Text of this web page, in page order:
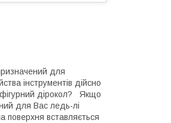
для
інструментів дійсно
дірокол? Якщо
для Вас ледь-лі
вставляється